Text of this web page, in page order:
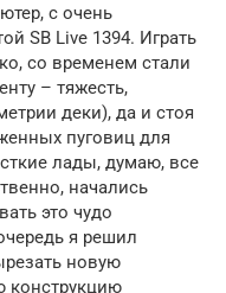
с очень
SB Live 1394. Играть
со временем стали
– тяжесть,
деки), да и стоя
пуговиц для
лады, думаю, все
начались
это чудо
я решил
новую
конструкцию